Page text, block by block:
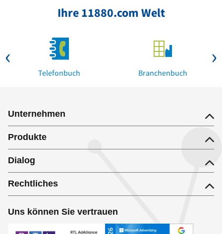
Ihre 11880.com Welt
Telefonbuch Branchenbuch
Unternehmen
Produkte
Dialog
Rechtliches
Uns können Sie vertrauen